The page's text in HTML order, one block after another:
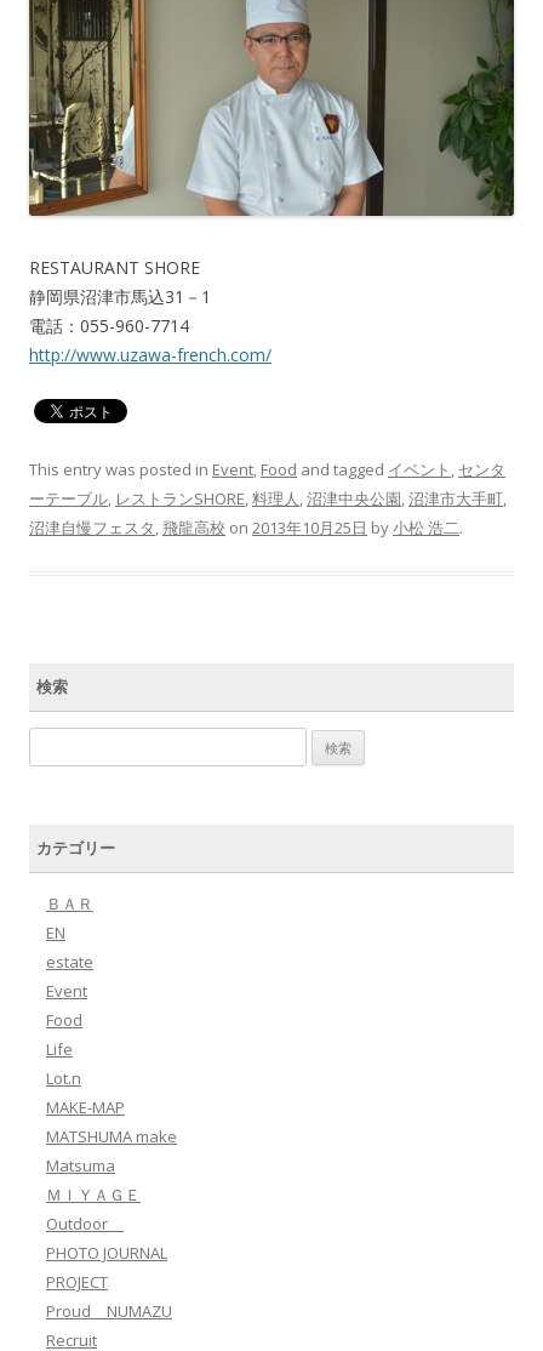
RESTAURANT SHORE
静岡県沼津市馬込31－1
電話：055-960-7714
http://www.uzawa-french.com/
This entry was posted in Event Food and tagged イベント センタ
ーテーブル レストランSHORE 料理人 沼津中央公園 沼津市大手町
沼津自慢フェスタ 飛龍高校 on 2013年10月25日 by小松 浩二.
検索
カテゴリー
ＢＡＲ
EN
estate
Event
Food
Life
Lot.n
MAKE-MAP
MATSHUMA make
Matsuma
ＭＩＹＡＧＥ
Outdoor
PHOTO JOURNAL
PROJECT
Proud NUMAZU
Recruit